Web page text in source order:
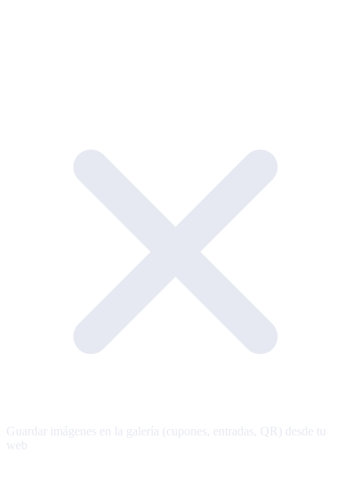
Guardar imágenes en la galería (cupones, entradas, QR) desde tu
web